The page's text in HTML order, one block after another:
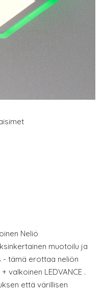
Neliö
muotoilu ja
- tämä erottaa neliön
valkoinen LEDVANCE .
että värillisen